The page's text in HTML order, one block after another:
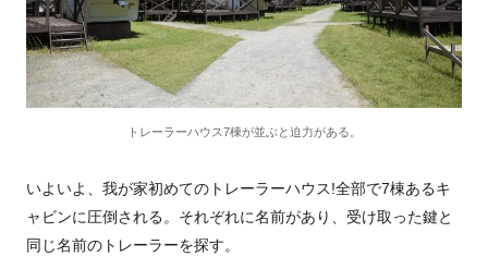
トレーラーハウス7棟が並ぶと迫力がある。
いよいよ、我が家初めてのトレーラーハウス!全部で7棟あるキ
ャビンに圧倒される。それぞれに名前があり、受け取った鍵と
同じ名前のトレーラーを探す。